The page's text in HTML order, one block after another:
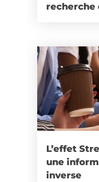
recherche
L’effet
une
inverse